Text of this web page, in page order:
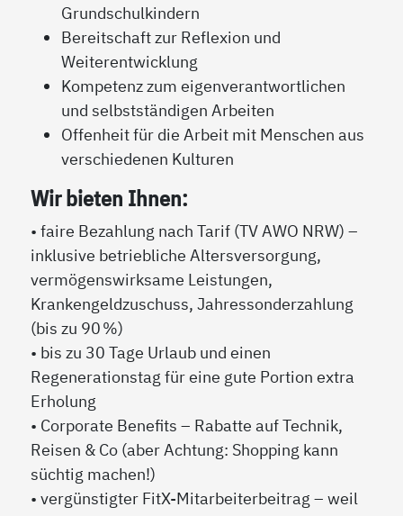
Grundschulkindern
Bereitschaft zur Reflexion und
Weiterentwicklung
Kompetenz zum eigenverantwortlichen
und selbstständigen Arbeiten
Offenheit für die Arbeit mit Menschen aus
verschiedenen Kulturen
Wir bieten Ihnen:
• faire Bezahlung nach Tarif (TV AWO NRW) –
inklusive betriebliche Altersversorgung,
vermögenswirksame Leistungen,
Krankengeldzuschuss, Jahressonderzahlung
(bis zu 90 %)
• bis zu 30 Tage Urlaub und einen
Regenerationstag für eine gute Portion extra
Erholung
• Corporate Benefits – Rabatte auf Technik,
Reisen & Co (aber Achtung: Shopping kann
süchtig machen!)
• vergünstigter FitX-Mitarbeiterbeitrag – weil